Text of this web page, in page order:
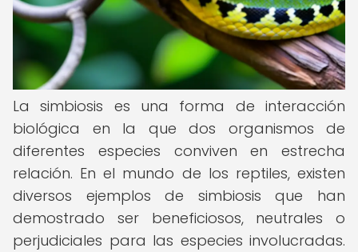
La simbiosis es una forma de interacción
biológica en la que dos organismos de
diferentes especies conviven en estrecha
relación. En el mundo de los reptiles, existen
diversos ejemplos de simbiosis que han
demostrado ser beneficiosos, neutrales o
perjudiciales para las especies involucradas.